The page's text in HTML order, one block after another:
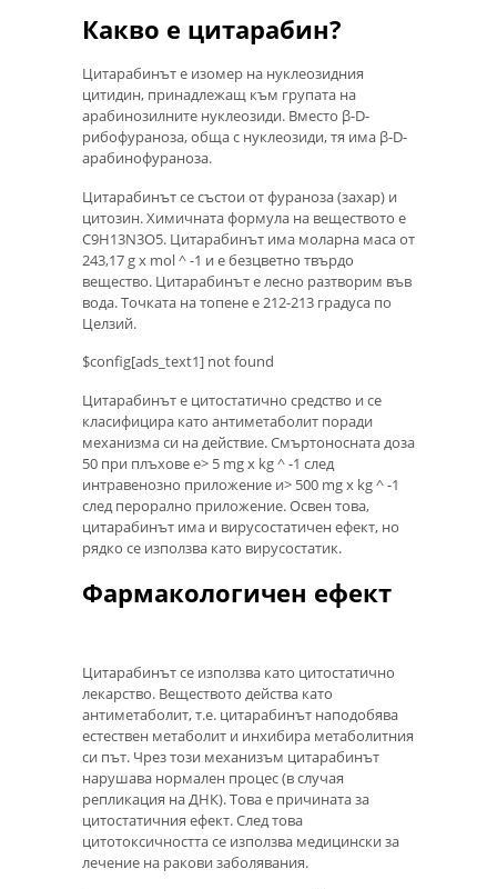
Какво е цитарабин?
Цитарабинът е изомер на нуклеозидния
цитидин, принадлежащ към групата на
арабинозилните нуклеозиди. Вместо β-D-
рибофураноза, обща с нуклеозиди, тя има β-D-
арабинофураноза.
Цитарабинът се състои от фураноза (захар) и
цитозин. Химичната формула на веществото е
C9H13N3O5. Цитарабинът има моларна маса от
243,17 g x mol ^ -1 и е безцветно твърдо
вещество. Цитарабинът е лесно разтворим във
вода. Точката на топене е 212-213 градуса по
Целзий.
$config[ads_text1] not found
Цитарабинът е цитостатично средство и се
класифицира като антиметаболит поради
механизма си на действие. Смъртоносната доза
50 при плъхове е> 5 mg x kg ^ -1 след
интравенозно приложение и> 500 mg x kg ^ -1
след перорално приложение. Освен това,
цитарабинът има и вирусостатичен ефект, но
рядко се използва като вирусостатик.
Фармакологичен ефект
Цитарабинът се използва като цитостатично
лекарство. Веществото действа като
антиметаболит, т.е. цитарабинът наподобява
естествен метаболит и инхибира метаболитния
си път. Чрез този механизъм цитарабинът
нарушава нормален процес (в случая
репликация на ДНК). Това е причината за
цитостатичния ефект. След това
цитотоксичността се използва медицински за
лечение на ракови заболявания.